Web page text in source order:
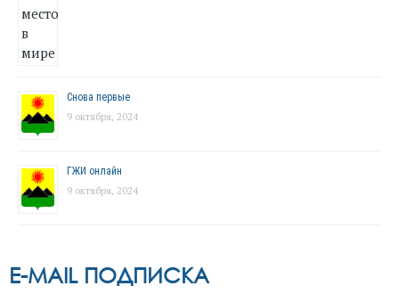
Снова первые
9 октября, 2024
ГЖИ онлайн
9 октября, 2024
E-MAIL ПОДПИСКА